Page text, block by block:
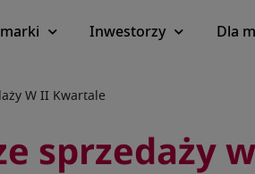
Inwestorzy Dla
W II Kwartale
sprzedaży